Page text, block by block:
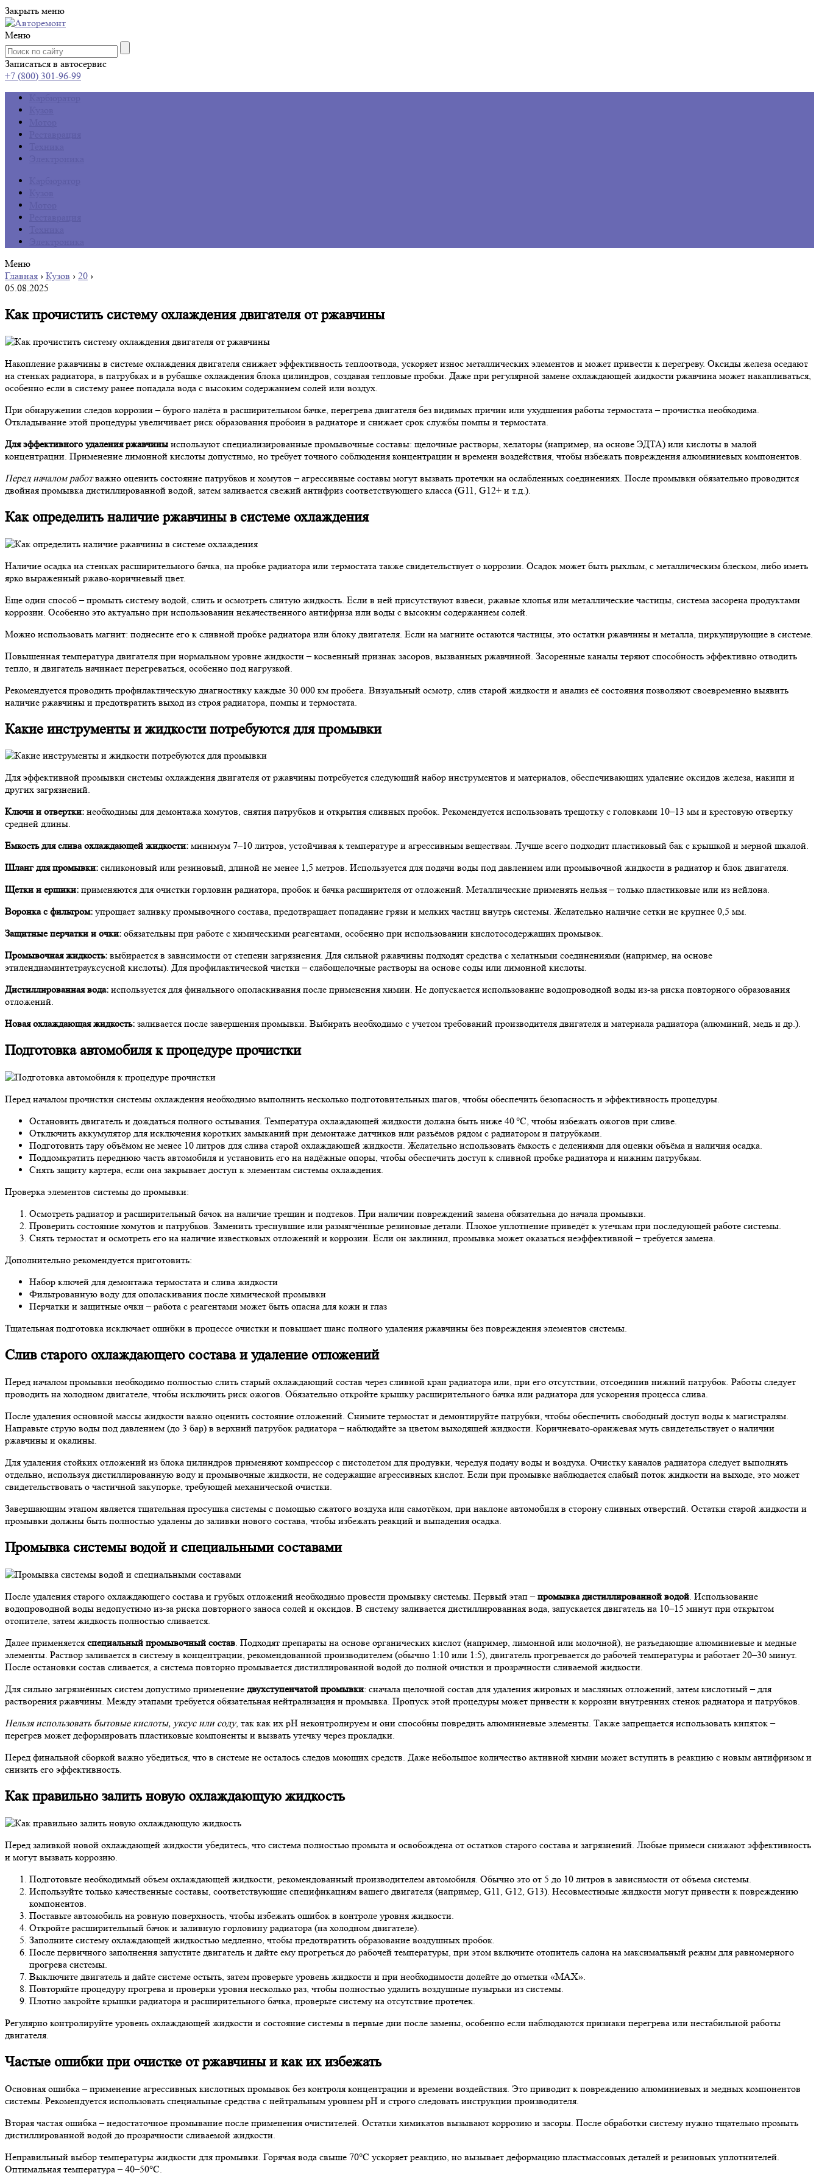
Закрыть меню
Меню
Записаться в автосервис
+7 (800) 301-96-99
Меню
Главная › Кузов › 20 ›
05.08.2025
Как прочистить систему охлаждения двигателя от ржавчины
Накопление ржавчины в системе охлаждения двигателя снижает эффективность теплоотвода, ускоряет износ металлических элементов и может привести к перегреву. Оксиды железа оседают
на стенках радиатора, в патрубках и в рубашке охлаждения блока цилиндров, создавая тепловые пробки. Даже при регулярной замене охлаждающей жидкости ржавчина может накапливаться,
особенно если в систему ранее попадала вода с высоким содержанием солей или воздух.
При обнаружении следов коррозии – бурого налёта в расширительном бачке, перегрева двигателя без видимых причин или ухудшения работы термостата – прочистка необходима.
Откладывание этой процедуры увеличивает риск образования пробоин в радиаторе и снижает срок службы помпы и термостата.
Для эффективного удаления ржавчины используют специализированные промывочные составы: щелочные растворы, хелаторы (например, на основе ЭДТА) или кислоты в малой
концентрации. Применение лимонной кислоты допустимо, но требует точного соблюдения концентрации и времени воздействия, чтобы избежать повреждения алюминиевых компонентов.
Перед началом работважно оценить состояние патрубков и хомутов – агрессивные составы могут вызвать протечки на ослабленных соединениях. После промывки обязательно проводится
двойная промывка дистиллированной водой, затем заливается свежий антифриз соответствующего класса (G11, G12+ и т.д.).
Как определить наличие ржавчины в системе охлаждения
Наличие осадка на стенках расширительного бачка, на пробке радиатора или термостата также свидетельствует о коррозии. Осадок может быть рыхлым, с металлическим блеском, либо иметь
ярко выраженный ржаво-коричневый цвет.
Еще один способ – промыть систему водой, слить и осмотреть слитую жидкость. Если в ней присутствуют взвеси, ржавые хлопья или металлические частицы, система засорена продуктами
коррозии. Особенно это актуально при использовании некачественного антифриза или воды с высоким содержанием солей.
Можно использовать магнит: поднесите его к сливной пробке радиатора или блоку двигателя. Если на магните остаются частицы, это остатки ржавчины и металла, циркулирующие в системе.
Повышенная температура двигателя при нормальном уровне жидкости – косвенный признак засоров, вызванных ржавчиной. Засоренные каналы теряют способность эффективно отводить
тепло, и двигатель начинает перегреваться, особенно под нагрузкой.
Рекомендуется проводить профилактическую диагностику каждые 30 000 км пробега. Визуальный осмотр, слив старой жидкости и анализ её состояния позволяют своевременно выявить
наличие ржавчины и предотвратить выход из строя радиатора, помпы и термостата.
Какие инструменты и жидкости потребуются для промывки
Для эффективной промывки системы охлаждения двигателя от ржавчины потребуется следующий набор инструментов и материалов, обеспечивающих удаление оксидов железа, накипи и
других загрязнений.
Ключи и отвертки: необходимы для демонтажа хомутов, снятия патрубков и открытия сливных пробок. Рекомендуется использовать трещотку с головками 10–13 мм и крестовую отвертку
средней длины.
Емкость для слива охлаждающей жидкости: минимум 7–10 литров, устойчивая к температуре и агрессивным веществам. Лучше всего подходит пластиковый бак с крышкой и мерной шкалой.
Шланг для промывки: силиконовый или резиновый, длиной не менее 1,5 метров. Используется для подачи воды под давлением или промывочной жидкости в радиатор и блок двигателя.
Щетки и ершики: применяются для очистки горловин радиатора, пробок и бачка расширителя от отложений. Металлические применять нельзя – только пластиковые или из нейлона.
Воронка с фильтром: упрощает заливку промывочного состава, предотвращает попадание грязи и мелких частиц внутрь системы. Желательно наличие сетки не крупнее 0,5 мм.
Защитные перчатки и очки: обязательны при работе с химическими реагентами, особенно при использовании кислотосодержащих промывок.
Промывочная жидкость: выбирается в зависимости от степени загрязнения. Для сильной ржавчины подходят средства с хелатными соединениями (например, на основе
этилендиаминтетрауксусной кислоты). Для профилактической чистки – слабощелочные растворы на основе соды или лимонной кислоты.
Дистиллированная вода: используется для финального ополаскивания после применения химии. Не допускается использование водопроводной воды из-за риска повторного образования
отложений.
Новая охлаждающая жидкость: заливается после завершения промывки. Выбирать необходимо с учетом требований производителя двигателя и материала радиатора (алюминий, медь и др.).
Подготовка автомобиля к процедуре прочистки
Перед началом прочистки системы охлаждения необходимо выполнить несколько подготовительных шагов, чтобы обеспечить безопасность и эффективность процедуры.
Остановить двигатель и дождаться полного остывания. Температура охлаждающей жидкости должна быть ниже 40 °C, чтобы избежать ожогов при сливе.
Отключить аккумулятор для исключения коротких замыканий при демонтаже датчиков или разъёмов рядом с радиатором и патрубками.
Подготовить тару объёмом не менее 10 литров для слива старой охлаждающей жидкости. Желательно использовать ёмкость с делениями для оценки объёма и наличия осадка.
Поддомкратить переднюю часть автомобиля и установить его на надёжные опоры, чтобы обеспечить доступ к сливной пробке радиатора и нижним патрубкам.
Снять защиту картера, если она закрывает доступ к элементам системы охлаждения.
Проверка элементов системы до промывки:
Осмотреть радиатор и расширительный бачок на наличие трещин и подтеков. При наличии повреждений замена обязательна до начала промывки.
Проверить состояние хомутов и патрубков. Заменить треснувшие или размягчённые резиновые детали. Плохое уплотнение приведёт к утечкам при последующей работе системы.
Снять термостат и осмотреть его на наличие известковых отложений и коррозии. Если он заклинил, промывка может оказаться неэффективной – требуется замена.
Дополнительно рекомендуется приготовить:
Набор ключей для демонтажа термостата и слива жидкости
Фильтрованную воду для ополаскивания после химической промывки
Перчатки и защитные очки – работа с реагентами может быть опасна для кожи и глаз
Тщательная подготовка исключает ошибки в процессе очистки и повышает шанс полного удаления ржавчины без повреждения элементов системы.
Слив старого охлаждающего состава и удаление отложений
Перед началом промывки необходимо полностью слить старый охлаждающий состав через сливной кран радиатора или, при его отсутствии, отсоединив нижний патрубок. Работы следует
проводить на холодном двигателе, чтобы исключить риск ожогов. Обязательно откройте крышку расширительного бачка или радиатора для ускорения процесса слива.
После удаления основной массы жидкости важно оценить состояние отложений. Снимите термостат и демонтируйте патрубки, чтобы обеспечить свободный доступ воды к магистралям.
Направьте струю воды под давлением (до 3 бар) в верхний патрубок радиатора – наблюдайте за цветом выходящей жидкости. Коричневато-оранжевая муть свидетельствует о наличии
ржавчины и окалины.
Для удаления стойких отложений из блока цилиндров применяют компрессор с пистолетом для продувки, чередуя подачу воды и воздуха. Очистку каналов радиатора следует выполнять
отдельно, используя дистиллированную воду и промывочные жидкости, не содержащие агрессивных кислот. Если при промывке наблюдается слабый поток жидкости на выходе, это может
свидетельствовать о частичной закупорке, требующей механической очистки.
Завершающим этапом является тщательная просушка системы с помощью сжатого воздуха или самотёком, при наклоне автомобиля в сторону сливных отверстий. Остатки старой жидкости и
промывки должны быть полностью удалены до заливки нового состава, чтобы избежать реакций и выпадения осадка.
Промывка системы водой и специальными составами
После удаления старого охлаждающего состава и грубых отложений необходимо провести промывку системы. Первый этап –промывка дистиллированной водой. Использование
водопроводной воды недопустимо из-за риска повторного заноса солей и оксидов. В систему заливается дистиллированная вода, запускается двигатель на 10–15 минут при открытом
отопителе, затем жидкость полностью сливается.
Далее применяется специальный промывочный состав. Подходят препараты на основе органических кислот (например, лимонной или молочной), не разъедающие алюминиевые и медные
элементы. Раствор заливается в систему в концентрации, рекомендованной производителем (обычно 1:10 или 1:5), двигатель прогревается до рабочей температуры и работает 20–30 минут.
После остановки состав сливается, а система повторно промывается дистиллированной водой до полной очистки и прозрачности сливаемой жидкости.
Для сильно загрязнённых систем допустимо применение двухступенчатой промывки: сначала щелочной состав для удаления жировых и масляных отложений, затем кислотный – для
растворения ржавчины. Между этапами требуется обязательная нейтрализация и промывка. Пропуск этой процедуры может привести к коррозии внутренних стенок радиатора и патрубков.
Нельзя использовать бытовые кислоты, уксус или соду, так как их pH неконтролируем и они способны повредить алюминиевые элементы. Также запрещается использовать кипяток –
перегрев может деформировать пластиковые компоненты и вызвать утечку через прокладки.
Перед финальной сборкой важно убедиться, что в системе не осталось следов моющих средств. Даже небольшое количество активной химии может вступить в реакцию с новым антифризом и
снизить его эффективность.
Как правильно залить новую охлаждающую жидкость
Перед заливкой новой охлаждающей жидкости убедитесь, что система полностью промыта и освобождена от остатков старого состава и загрязнений. Любые примеси снижают эффективность
и могут вызвать коррозию.
Подготовьте необходимый объем охлаждающей жидкости, рекомендованный производителем автомобиля. Обычно это от 5 до 10 литров в зависимости от объема системы.
Используйте только качественные составы, соответствующие спецификациям вашего двигателя (например, G11, G12, G13). Несовместимые жидкости могут привести к повреждению
компонентов.
Поставьте автомобиль на ровную поверхность, чтобы избежать ошибок в контроле уровня жидкости.
Откройте расширительный бачок и заливную горловину радиатора (на холодном двигателе).
Заполните систему охлаждающей жидкостью медленно, чтобы предотвратить образование воздушных пробок.
После первичного заполнения запустите двигатель и дайте ему прогреться до рабочей температуры, при этом включите отопитель салона на максимальный режим для равномерного
прогрева системы.
Выключите двигатель и дайте системе остыть, затем проверьте уровень жидкости и при необходимости долейте до отметки «MAX».
Повторяйте процедуру прогрева и проверки уровня несколько раз, чтобы полностью удалить воздушные пузырьки из системы.
Плотно закройте крышки радиатора и расширительного бачка, проверьте систему на отсутствие протечек.
Регулярно контролируйте уровень охлаждающей жидкости и состояние системы в первые дни после замены, особенно если наблюдаются признаки перегрева или нестабильной работы
двигателя.
Частые ошибки при очистке от ржавчины и как их избежать
Основная ошибка – применение агрессивных кислотных промывок без контроля концентрации и времени воздействия. Это приводит к повреждению алюминиевых и медных компонентов
системы. Рекомендуется использовать специальные средства с нейтральным уровнем pH и строго следовать инструкции производителя.
Вторая частая ошибка – недостаточное промывание после применения очистителей. Остатки химикатов вызывают коррозию и засоры. После обработки систему нужно тщательно промыть
дистиллированной водой до прозрачности сливаемой жидкости.
Неправильный выбор температуры жидкости для промывки. Горячая вода свыше 70°C ускоряет реакцию, но вызывает деформацию пластмассовых деталей и резиновых уплотнителей.
Оптимальная температура – 40–50°C.